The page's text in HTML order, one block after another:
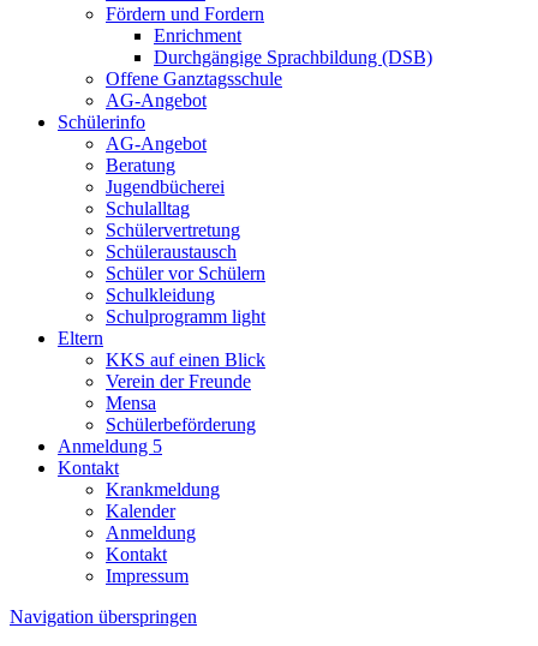
Fördern und Fordern
Enrichment
Durchgängige Sprachbildung (DSB)
Offene Ganztagsschule
AG-Angebot
Schülerinfo
AG-Angebot
Beratung
Jugendbücherei
Schulalltag
Schülervertretung
Schüleraustausch
Schüler vor Schülern
Schulkleidung
Schulprogramm light
Eltern
KKS auf einen Blick
Verein der Freunde
Mensa
Schülerbeförderung
Anmeldung 5
Kontakt
Krankmeldung
Kalender
Anmeldung
Kontakt
Impressum
Navigation überspringen